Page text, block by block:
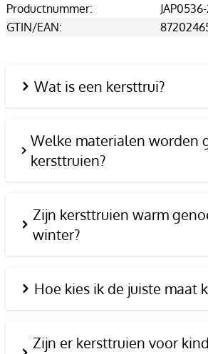
Productnummer:
JAP0536-
GTIN/EAN:
Wat is een kersttrui?
Welke materialen worden
kersttruien?
Zijn kersttruien warm
winter?
Hoe kies ik de juiste maat
Zijn er kersttruien voor